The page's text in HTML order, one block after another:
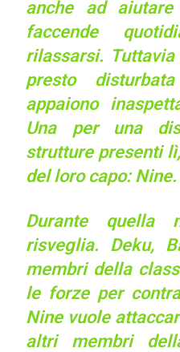
anche ad
faccende
rilassarsi.
presto
appaiono
Una per una
strutture presenti
del loro capo: Nine.
Durante quella
risveglia. Deku,
membri della
le forze per
Nine vuole
altri membri